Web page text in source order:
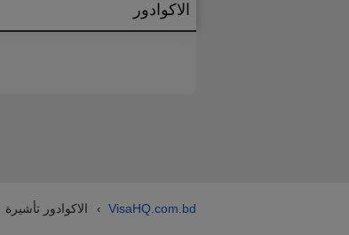
الاكوادور
VisaHQ.com.bd
› الاكوادور تأشيرة